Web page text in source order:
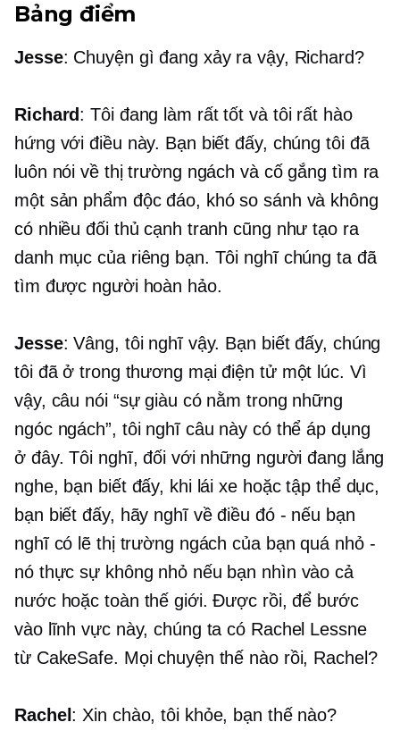
Bảng điểm
Jesse: Chuyện gì đang xảy ra vậy, Richard?
Richard: Tôi đang làm rất tốt và tôi rất hào
hứng với điều này. Bạn biết đấy, chúng tôi đã
luôn nói về thị trường ngách và cố gắng tìm ra
một sản phẩm độc đáo, khó so sánh và không
có nhiều đối thủ cạnh tranh cũng như tạo ra
danh mục của riêng bạn. Tôi nghĩ chúng ta đã
tìm được người hoàn hảo.
Jesse: Vâng, tôi nghĩ vậy. Bạn biết đấy, chúng
tôi đã ở trong thương mại điện tửmột lúc. Vì
vậy, câu nói “sự giàu có nằm trong những
ngóc ngách”, tôi nghĩ câu này có thể áp dụng
ở đây. Tôi nghĩ, đối với những người đang lắng
nghe, bạn biết đấy, khi lái xe hoặc tập thể dục,
bạn biết đấy, hãy nghĩ về điều đó - nếu bạn
nghĩ có lẽ thị trường ngách của bạn quá nhỏ -
nó thực sự không nhỏ nếu bạn nhìn vào cả
nước hoặc toàn thế giới. Được rồi, để bước
vào lĩnh vực này, chúng ta có Rachel Lessne
từ CakeSafe. Mọi chuyện thế nào rồi, Rachel?
Rachel : Xin chào, tôi khỏe, bạn thế nào?